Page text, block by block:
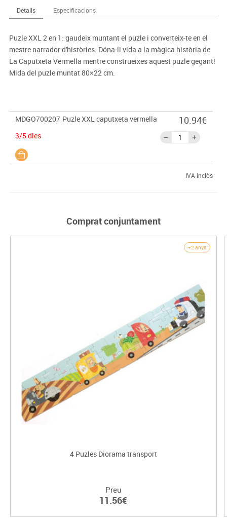
Detalls Especificacions
Puzle XXL 2 en 1: gaudeix muntant el puzle i converteix-te en el
mestre narrador d'històries. Dóna-li vida a la màgica història de
La Caputxeta Vermella mentre construeixes aquest puzle gegant!
Mida del puzle muntat 80×22 cm.
MDGO700207 Puzle XXL caputxeta vermella
3/5 dies
10.94€
IVA inclòs
Comprat conjuntament
+2 anys
4 Puzles Diorama transport
Preu
11.56€